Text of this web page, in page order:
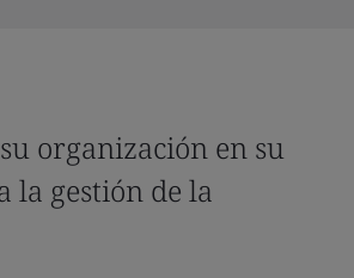
organización en su
la gestión de la